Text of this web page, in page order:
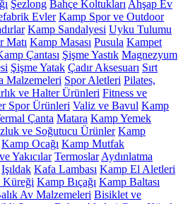
Şezlong Bahçe Koltukları Ahşap Ev
Evler Kamp Spor ve Outdoor
Kamp Sandalyesi Uyku Tulumu
Matı Kamp Masası Pusula Kampet
Çantası Şişme Yastık Magnezyum
Şişme Yatak Çadır Aksesuarı Sırt
Malzemeleri Spor Aletleri Pilates,
ve Halter Ürünleri Fitness ve
Spor Ürünleri Valiz ve Bavul Kamp
Çanta Matara Kamp Yemek
ve Soğutucu Ürünler Kamp
Kamp Ocağı Kamp Mutfak
Yakıcılar Termoslar Aydınlatma
Işıldak Kafa Lambası Kamp El Aletleri
Küreği Kamp Bıçağı Kamp Baltası
Av Malzemeleri Bisiklet ve